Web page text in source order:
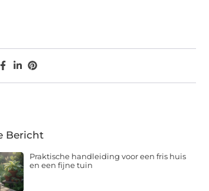
Bericht
Praktische handleiding voor een fris huis
en een fijne tuin